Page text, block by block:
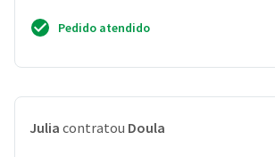
Pedido atendido
Julia contratou Doula